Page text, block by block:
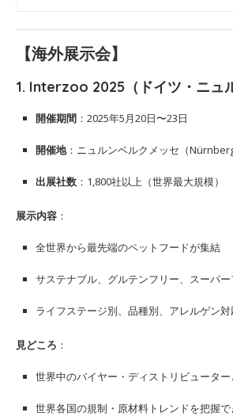
【海外展示会】
1. Interzoo 2025（ドイツ・ニュ
開催期間 ：2025年5月20日〜23日
開催地：ニュルンベルクメッセ（
出展社数 ：1,800社以上（世界最大規模）
展示内容 ：
全世界から最先端のペットフードが集結
サステナブル、グルテンフリー、スーパ
ライフステージ別、品種別、アレルゲン
見どころ ：
世界中のバイヤー・ディストリビュータ
世界各国の規制・原材料トレンドを把握で